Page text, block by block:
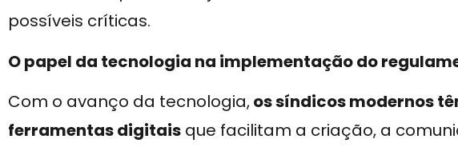
possíveis críticas.
O papel da tecnologia na implementação do
Com o avanço da tecnologia,os síndicos modernos
ferramentas digitais que facilitam a criação, a